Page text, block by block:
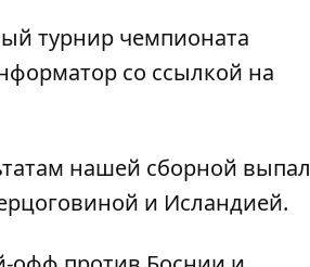
турнир чемпионата
со ссылкой на
нашей сборной выпал
и Исландией.